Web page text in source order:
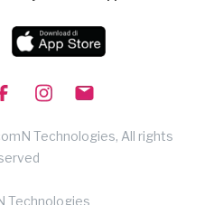
Technologies, All rights
Technologies